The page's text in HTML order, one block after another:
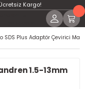
Kargo!
SDS Plus Adaptör Çevirici
1.5-13mm